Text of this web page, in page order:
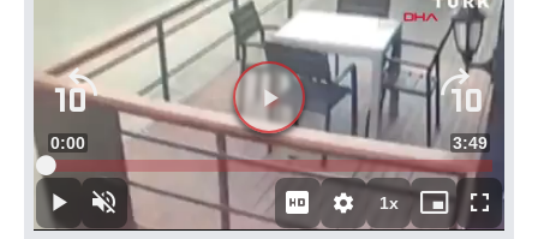
DuraklatSesi
Aç
Süre
0:00 Toplam
Süre
3:49
Yüklendi:
1.73%
1xOynatma
Hızı
Mini
oynatıcı
Tam
Ekran